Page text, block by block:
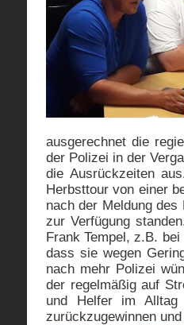
ausgerechnet die
der Polizei in der
die Ausrückzeiten
Herbsttour von einer
nach der Meldung
zur Verfügung
Frank Tempel, z.B.
dass sie wegen
nach mehr Polizei
der regelmäßig auf
und Helfer im
zurückzugewinnen